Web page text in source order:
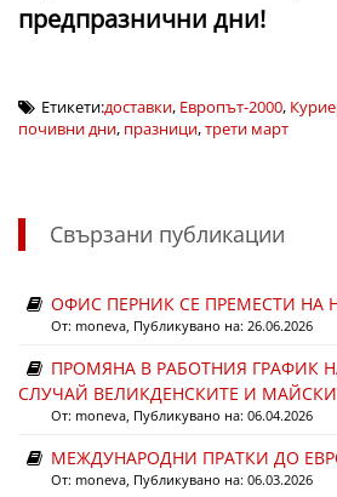
предпразнични дни!
Етикети:доставки, Европът-2000,
почивни дни, празници,трети март
Свързани публикации
ОФИС ПЕРНИК СЕ ПРЕМЕСТИ НА
От: moneva, Публикувано на: 26.06.2026
ПРОМЯНА В РАБОТНИЯ ГРАФИК
СЛУЧАЙ ВЕЛИКДЕНСКИТЕ И
От: moneva, Публикувано на: 06.04.2026
МЕЖДУНАРОДНИ ПРАТКИ ДО
От: moneva, Публикувано на: 06.03.2026